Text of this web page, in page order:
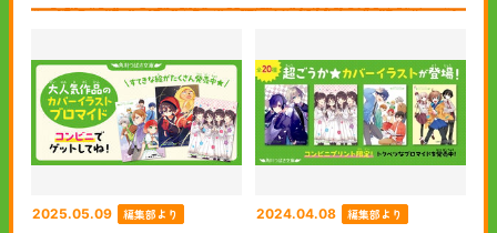
2025.05.09 編集部より 2024.04.08 編集部より